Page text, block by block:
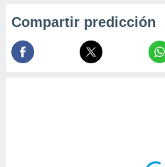
Compartir predicción